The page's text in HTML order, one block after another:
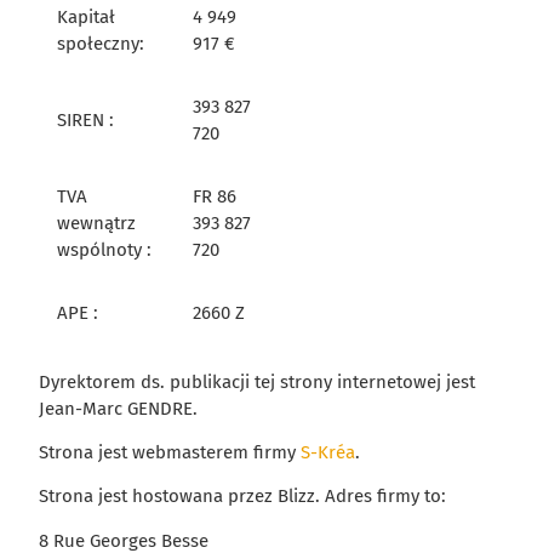
Kapitał
społeczny:
4 949
917 €
SIREN :
393 827
720
TVA
wewnątrz
wspólnoty :
FR 86
393 827
720
APE : 2660 Z
Dyrektorem ds. publikacji tej strony internetowej jest
Jean-Marc GENDRE.
Strona jest webmasterem firmyS-Kréa.
Strona jest hostowana przez Blizz. Adres firmy to:
8 Rue Georges Besse